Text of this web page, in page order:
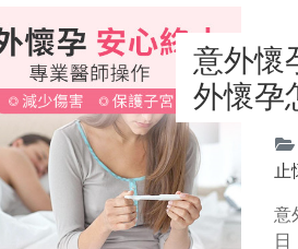
意外懷
外懷孕
止
意